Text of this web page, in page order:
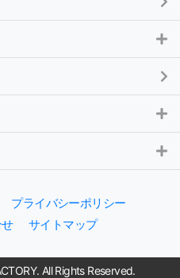
プライバシーポリシー
サイトマップ
All Rights Reserved.